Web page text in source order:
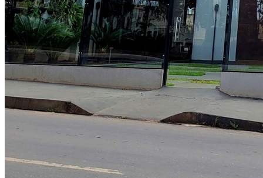
Vitória